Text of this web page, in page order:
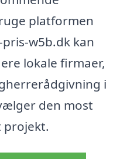
platformen
w5b.dk kan
lokale firmaer,
i
den most
projekt.